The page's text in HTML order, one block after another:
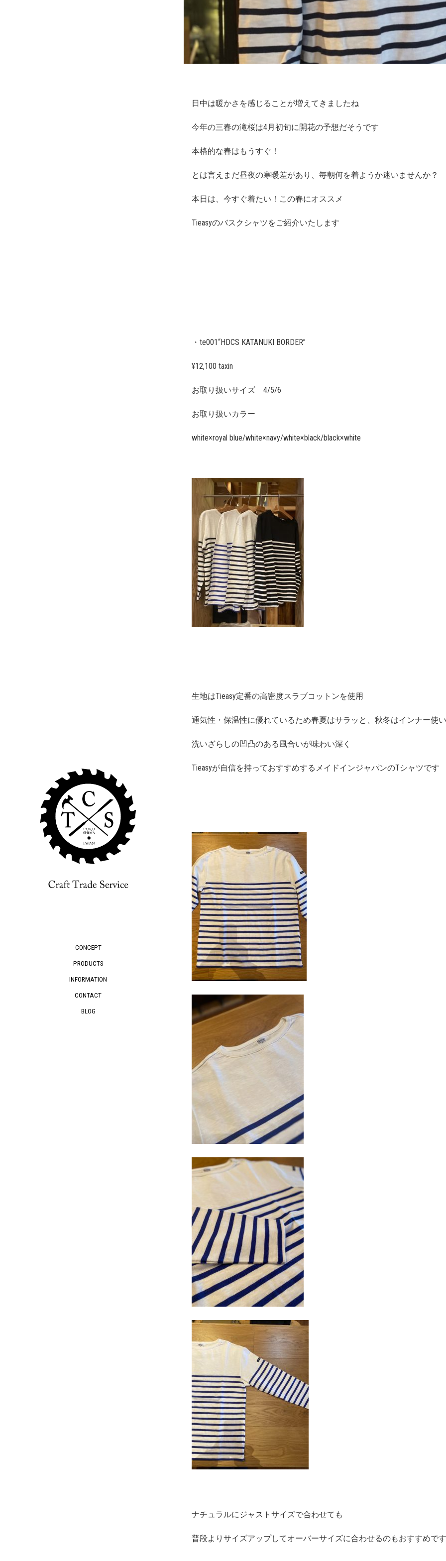
CONCEPT
PRODUCTS
INFORMATION
CONTACT
BLOG
日中は暖かさを感じることが増えてきましたね
今年の三春の滝桜は4月初旬に開花の予想だそうです
本格的な春はもうすぐ！
とは言えまだ昼夜の寒暖差があり、毎朝何を着ようか迷いませんか？
本日は、今すぐ着たい！この春にオススメ
Tieasyのバスクシャツをご紹介いたします
・te001“HDCS KATANUKI BORDER”
¥12,100 taxin
お取り扱いサイズ 4/5/6
お取り扱いカラー
white×royal blue/white×navy/white×black/black×white
生地はTieasy定番の高密度スラブコットンを使用
通気性・保温性に優れているため春夏はサラッと、秋冬はインナー使
洗いざらしの凹凸のある風合いが味わい深く
Tieasyが自信を持っておすすめするメイドインジャパンのTシャツです
ナチュラルにジャストサイズで合わせても
普段よりサイズアップしてオーバーサイズに合わせるのもおすすめです